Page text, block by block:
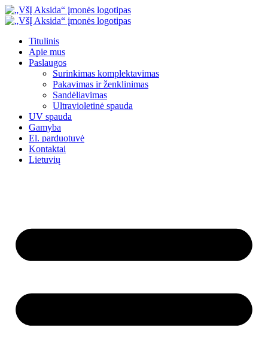
Eiti
prie
Titulinis
Apie mus
Paslaugos
Surinkimas komplektavimas
Pakavimas ir ženklinimas
Sandėliavimas
Ultravioletinė spauda
UV spauda
Gamyba
El. parduotuvė
Kontaktai
Lietuvių